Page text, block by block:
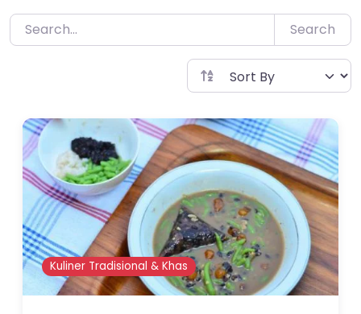
Search
Kuliner Tradisional & Khas